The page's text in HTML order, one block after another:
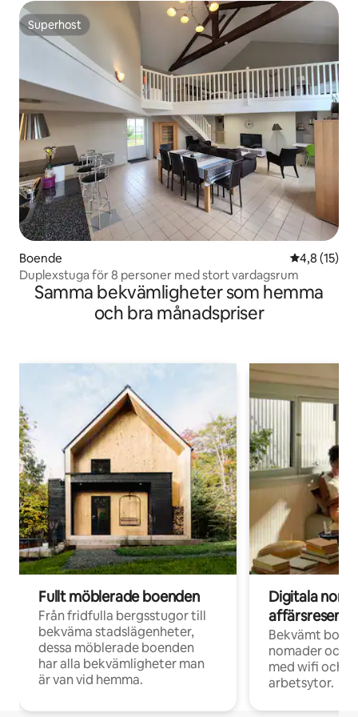
Superhost
Superhost
Boende 4,8 av 5 i
4,8 (15)
Duplexstuga för 8 personer med stort vardagsrum
Samma bekvämligheter som hemma
och bra månadspriser
Fullt möblerade boenden
Från fridfulla bergsstugor till
bekväma stadslägenheter,
dessa möblerade boenden
har alla bekvämligheter man
är van vid hemma.
Digitala
Bekvämt
nomader och
med wifi och
arbetsytor.